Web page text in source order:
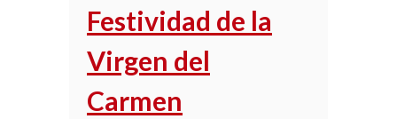
Festividad de la
Virgen del
Carmen